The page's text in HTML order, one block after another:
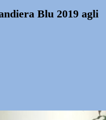
Blu 2019 agli